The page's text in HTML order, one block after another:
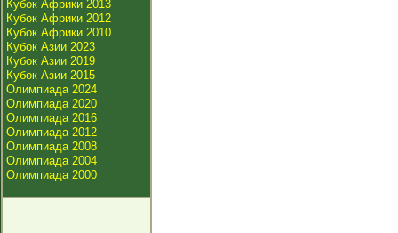
Кубок Африки 2013
Кубок Африки 2012
Кубок Африки 2010
Кубок Азии 2023
Кубок Азии 2019
Кубок Азии 2015
Олимпиада 2024
Олимпиада 2020
Олимпиада 2016
Олимпиада 2012
Олимпиада 2008
Олимпиада 2004
Олимпиада 2000